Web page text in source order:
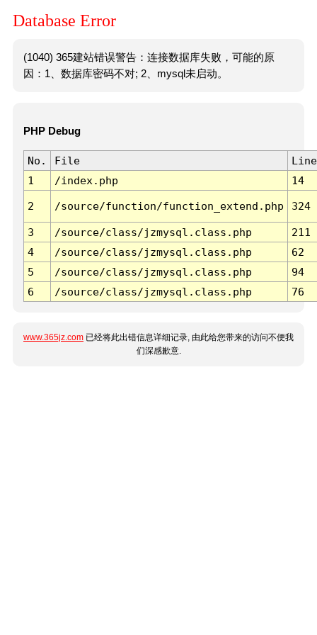
Database Error
(1040) 365建站错误警告：连接数据库失败，可能的原
因：1、数据库密码不对; 2、mysql未启动。
PHP Debug
No. File
Line
1
/index.php 14
2 /source/function/function_extend.php 324
3 /source/class/jzmysql.class.php
211
4
/source/class/jzmysql.class.php
62
5
/source/class/jzmysql.class.php
94
6
/source/class/jzmysql.class.php 76
www.365jz.com 已经将此出错信息详细记录, 由此给您带来的访问不便我
们深感歉意.